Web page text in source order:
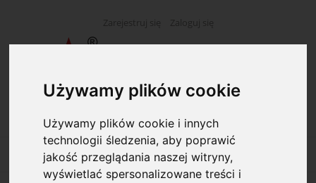
Używamy plików cookie
Używamy plików cookie i innych
technologii śledzenia, aby poprawić
jakość przeglądania naszej witryny,
wyświetlać spersonalizowane treści i